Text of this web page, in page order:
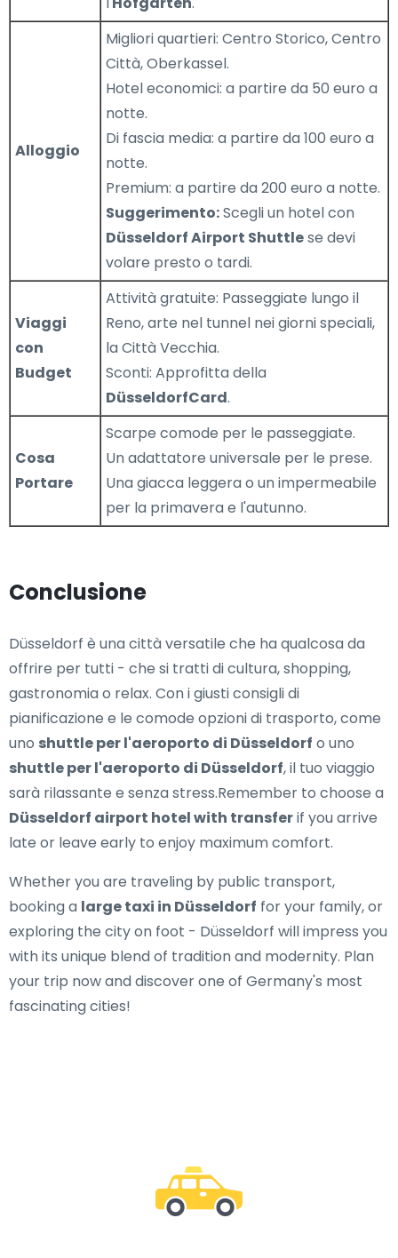
Alloggio
Migliori quartieri: Centro Storico, Centro
Città, Oberkassel.
Hotel economici: a partire da 50 euro a
notte.
Di fascia media: a partire da 100 euro a
notte.
Premium: a partire da 200 euro a notte.
Suggerimento:Scegli un hotel con
Düsseldorf Airport Shuttlese devi
volare presto o tardi.
Viaggi
con
Budget
Attività gratuite: Passeggiate lungo il
Reno, arte nel tunnel nei giorni speciali,
la Città Vecchia.
Sconti: Approfitta della
DüsseldorfCard.
Cosa
Portare
Scarpe comode per le passeggiate.
Un adattatore universale per le prese.
Una giacca leggera o un impermeabile
per la primavera e l'autunno.
Conclusione
Düsseldorf è una città versatile che ha qualcosa da
offrire per tutti - che si tratti di cultura, shopping,
gastronomia o relax. Con i giusti consigli di
pianificazione e le comode opzioni di trasporto, come
uno shuttle per l'aeroporto di Düsseldorf o uno
shuttle per l'aeroporto di Düsseldorf, il tuo viaggio
sarà rilassante e senza stress.Remember to choose a
Düsseldorf airport hotel with transferif you arrive
late or leave early to enjoy maximum comfort.
Whether you are traveling by public transport,
booking a large taxi in Düsseldorf for your family, or
exploring the city on foot - Düsseldorf will impress you
with its unique blend of tradition and modernity. Plan
your trip now and discover one of Germany's most
fascinating cities!